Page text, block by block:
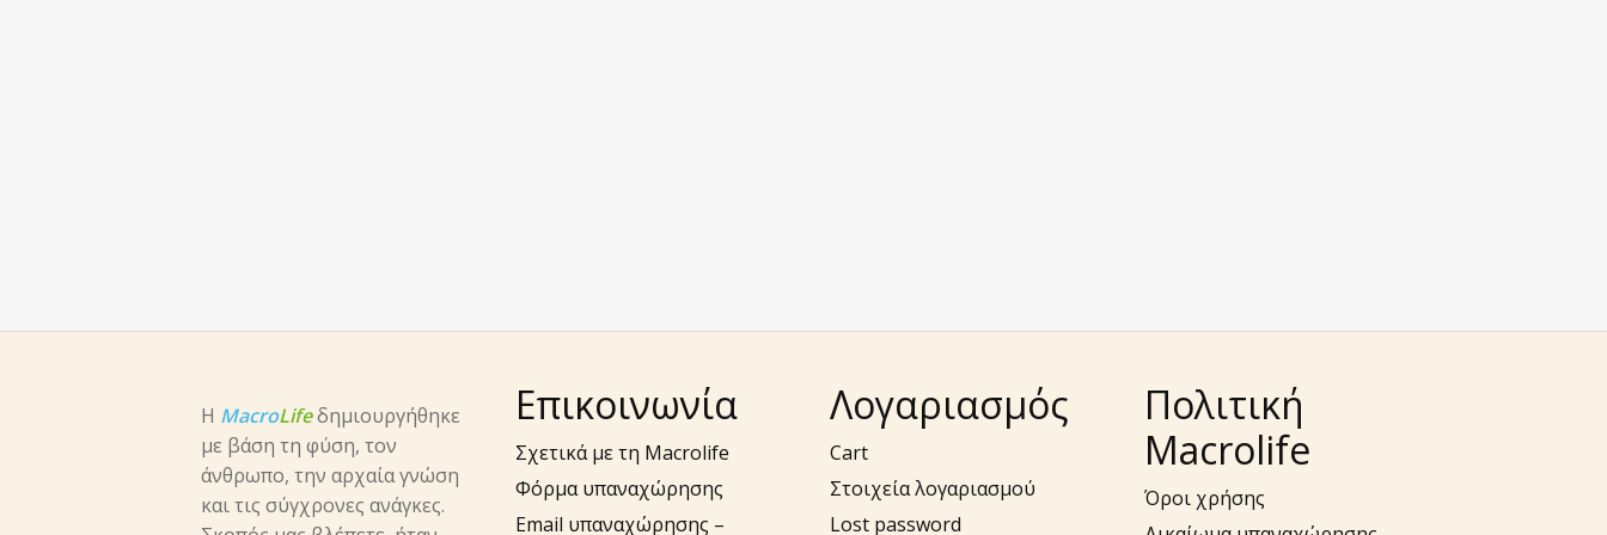
Η MacroLifeδημιουργήθηκε
με βάση τη φύση, τον
άνθρωπο, την αρχαία γνώση
και τις σύγχρονες ανάγκες.
Επικοινωνία
Σχετικά με τη Macrolife
Φόρμα υπαναχώρησης
Email υπαναχώρησης –
Λογαριασμός
Cart
Στοιχεία λογαριασμού
Lost password
Πολιτική
Macrolife
Όροι χρήσης